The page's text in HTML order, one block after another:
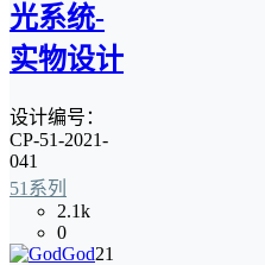
光系统-
实物设计
设计编号：
CP-51-2021-
041
51系列
2.1k
0
God21